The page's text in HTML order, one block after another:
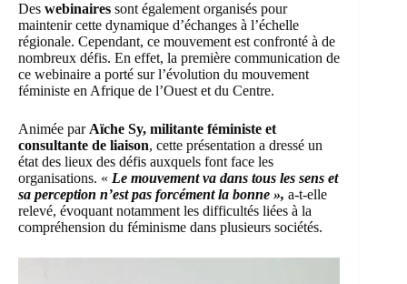
Des webinaires sont également organisés pour
maintenir cette dynamique d’échanges à l’échelle
régionale. Cependant, ce mouvement est confronté à de
nombreux défis. En effet, la première communication de
ce webinaire a porté sur l’évolution du mouvement
féministe en Afrique de l’Ouest et du Centre.
Animée par Aïche Sy, militante féministe et
consultante de liaison, cette présentation a dressé un
état des lieux des défis auxquels font face les
organisations. « Le mouvement va dans tous les sens et
sa perception n’est pas forcément la bonne », a-t-elle
relevé, évoquant notamment les difficultés liées à la
compréhension du féminisme dans plusieurs sociétés.